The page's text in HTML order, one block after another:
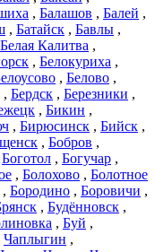
, Балашов , Балей ,
, Батайск , Бавлы ,
Белая Калитва ,
, Белокуриха ,
, Белово ,
, Бердск , Березники ,
, Бикин ,
, Бирюсинск , Бийск ,
, Бобров ,
Боготол , Богучар ,
, Болохово , Болотное
, Бородино , Боровичи ,
, Будённовск ,
, Буй ,
Чаплыгин ,